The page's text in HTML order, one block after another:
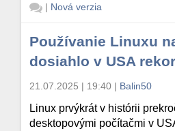
| Nová verzia
Používanie Linuxu
dosiahlo v USA
21.07.2025 | 19:40 | Balin50
Linux prvýkrát v histórii
desktopovými počítačmi v